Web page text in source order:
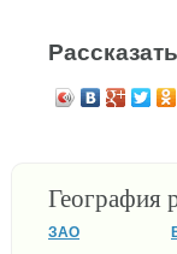
География
ЗАО